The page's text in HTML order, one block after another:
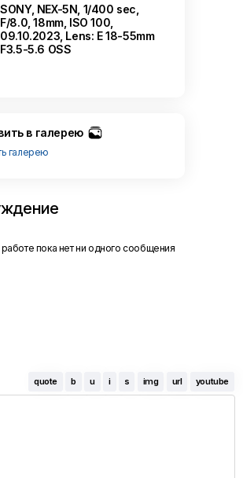
SONY, NEX-5N, 1/400 sec,
F/8.0, 18mm, ISO 100,
09.10.2023, Lens: E 18-55mm
F3.5-5.6 OSS
в галерею
галерею
пока нет ни одного сообщения
quote b u i s img url youtube